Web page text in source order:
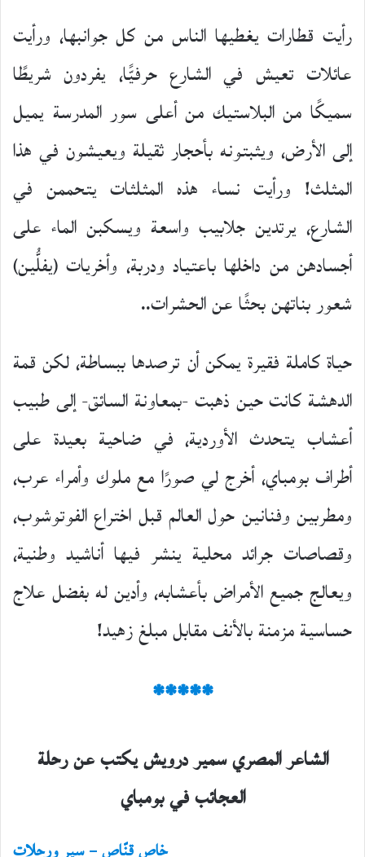
رأيت قطارات يغطيها الناس من كل جوانبها، ورأيت
عائلات تعيش في الشارع حرفيًّا، يفردون شريطًا
سميكًا من البلاستيك من أعلى سور المدرسة يميل
إلى الأرض، ويثبتونه بأحجار ثقيلة ويعيشون في هذا
المثلث! ورأيت نساء هذه المثلثات يتحممن في
الشارع، يرتدين جلابيب واسعة ويسكبن الماء على
أجسادهن من داخلها باعتياد ودربة، وأخريات (يفلُّين)
شعور بناتهن بحثًا عن الحشرات..
حياة كاملة فقيرة يمكن أن ترصدها ببساطة، لكن قمة
الدهشة كانت حين ذهبت -بمعاونة السائق- إلى طبيب
أعشاب يتحدث الأوردية، في ضاحية بعيدة على
أطراف بومباي، أخرج لي صورًا مع ملوك وأمراء عرب،
ومطربين وفنانين حول العالم قبل اختراع الفوتوشوب،
وقصاصات جرائد محلية ينشر فيها أناشيد وطنية،
ويعالج جميع الأمراض بأعشابه، وأدين له بفضل علاج
حساسية مزمنة بالأنف مقابل مبلغ زهيد!
*****
الشاعر المصري سمير درويش يكتب عن رحلة
العجائب في بومباي